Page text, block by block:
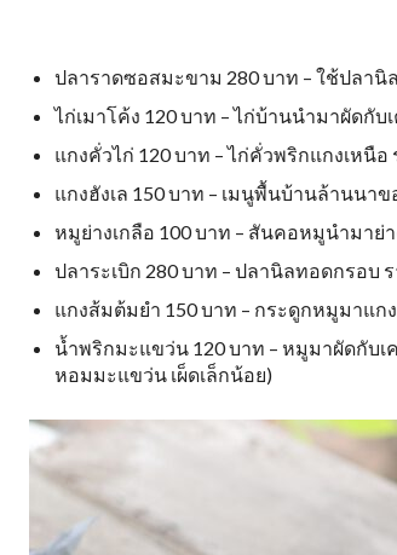
ปลาราดซอสมะขาม 280 บาท – ใช้ปลา
ไก่เมาโค้ง 120 บาท – ไก่บ้านนำมาผัด
แกงคั่วไก่ 120 บาท – ไก่คั่วพริกแกงเหนือ
แกงฮังเล 150 บาท – เมนูพื้นบ้านล้านนา
หมูย่างเกลือ 100 บาท – สันคอหมูนำมาย่
ปลาระเบิก 280 บาท – ปลานิลทอดกรอบ
แกงส้มต้มยำ 150 บาท – กระดูกหมูมาแ
น้ำพริกมะแขว่น 120 บาท – หมูมาผัดกับ
หอมมะแขว่น เผ็ดเล็กน้อย)